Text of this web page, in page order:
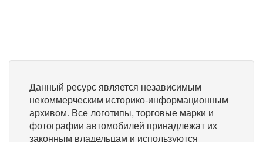
Данный ресурс является независимым
некоммерческим историко-информационным
архивом. Все логотипы, торговые марки и
фотографии автомобилей принадлежат их
законным владельцам и используются